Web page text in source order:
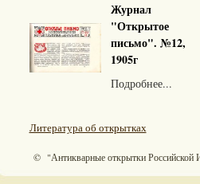
Журнал
"Открытое
письмо". №12,
1905г
Подробнее...
Литература об открытках
© "Антикварные открытки Российской